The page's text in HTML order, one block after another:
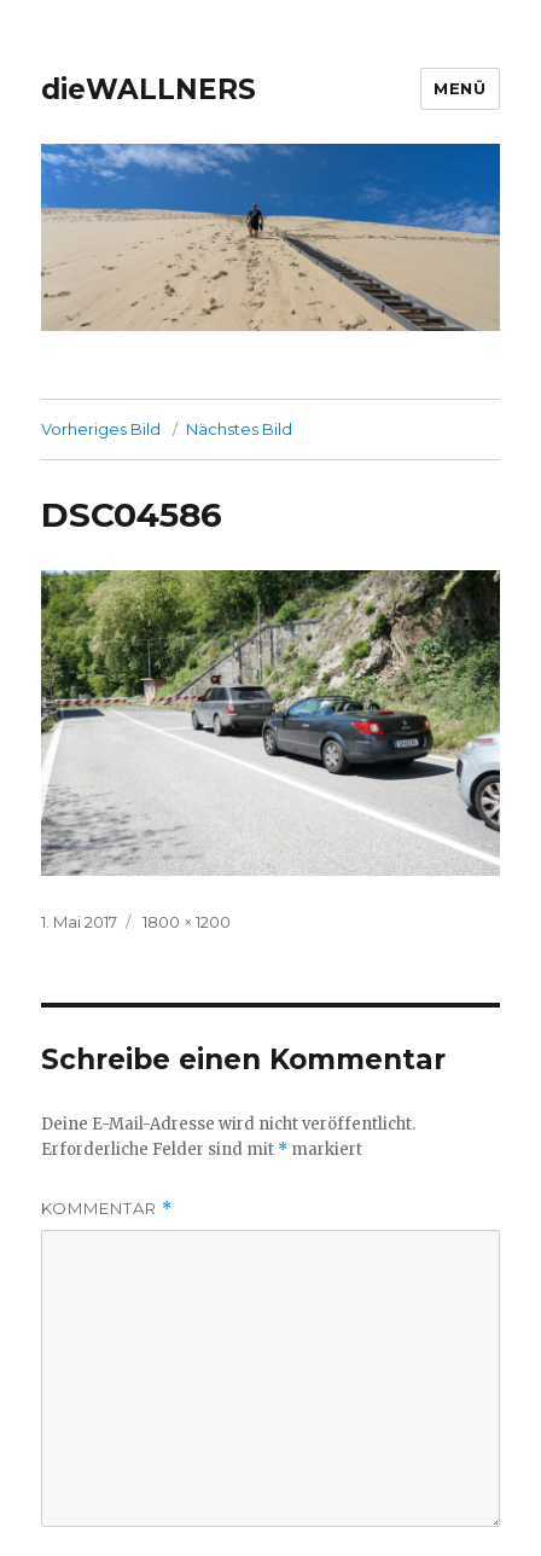
dieWALLNERS MENÜ
Vorheriges Bild Nächstes Bild
DSC04586
Veröffentlicht
1. Mai 2017
Volle
1800 × 1200
Schreibe einen Kommentar
Deine E-Mail-Adresse wird nicht veröffentlicht.
Erforderliche Felder sind mit * markiert
KOMMENTAR *